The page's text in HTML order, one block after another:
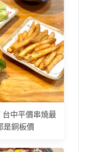
中平價串燒最
是銅板價